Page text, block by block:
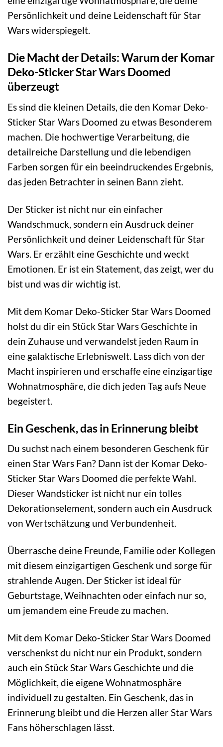
Persönlichkeit und deine Leidenschaft für Star
Wars widerspiegelt.
Die Macht der Details: Warum der Komar
Deko-Sticker Star Wars Doomed
überzeugt
Es sind die kleinen Details, die den Komar Deko-
Sticker Star Wars Doomed zu etwas Besonderem
machen. Die hochwertige Verarbeitung, die
detailreiche Darstellung und die lebendigen
Farben sorgen für ein beeindruckendes Ergebnis,
das jeden Betrachter in seinen Bann zieht.
Der Sticker ist nicht nur ein einfacher
Wandschmuck, sondern ein Ausdruck deiner
Persönlichkeit und deiner Leidenschaft für Star
Wars. Er erzählt eine Geschichte und weckt
Emotionen. Er ist ein Statement, das zeigt, wer du
bist und was dir wichtig ist.
Mit dem Komar Deko-Sticker Star Wars Doomed
holst du dir ein Stück Star Wars Geschichte in
dein Zuhause und verwandelst jeden Raum in
eine galaktische Erlebniswelt. Lass dich von der
Macht inspirieren und erschaffe eine einzigartige
Wohnatmosphäre, die dich jeden Tag aufs Neue
begeistert.
Ein Geschenk, das in Erinnerung bleibt
Du suchst nach einem besonderen Geschenk für
einen Star Wars Fan? Dann ist der Komar Deko-
Sticker Star Wars Doomed die perfekte Wahl.
Dieser Wandsticker ist nicht nur ein tolles
Dekorationselement, sondern auch ein Ausdruck
von Wertschätzung und Verbundenheit.
Überrasche deine Freunde, Familie oder Kollegen
mit diesem einzigartigen Geschenk und sorge für
strahlende Augen. Der Sticker ist ideal für
Geburtstage, Weihnachten oder einfach nur so,
um jemandem eine Freude zu machen.
Mit dem Komar Deko-Sticker Star Wars Doomed
verschenkst du nicht nur ein Produkt, sondern
auch ein Stück Star Wars Geschichte und die
Möglichkeit, die eigene Wohnatmosphäre
individuell zu gestalten. Ein Geschenk, das in
Erinnerung bleibt und die Herzen aller Star Wars
Fans höherschlagen lässt.